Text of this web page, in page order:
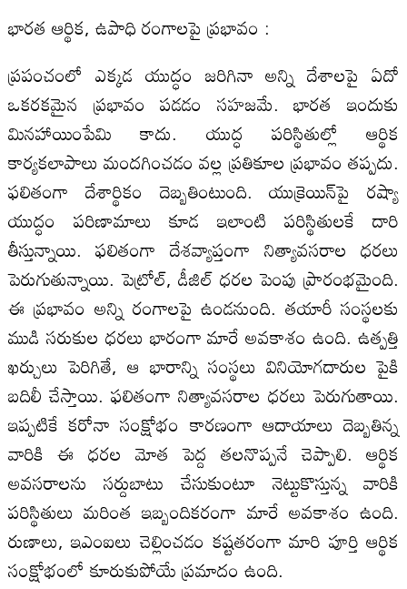
భారత ఆర్థిక, ఉపాధి రంగాలపై ప్రభావం :
ప్రపంచంలో ఎక్కడ యుద్ధం జరిగినా అన్ని దేశాలపై ఏదో
ఒకరకమైన ప్రభావం పడడం సహజమే. భారత ఇందుకు
మినహాయింపేమి కాదు. యుద్ధ పరిస్థితుల్లో ఆర్థిక
కార్యకలాపాలు మందగించడం వల్ల ప్రతికూల ప్రభావం తప్పదు.
ఫలితంగా దేశార్థికం దెబ్బతింటుంది. యుక్రెయిన్‌పై రష్యా
యుద్ధం పరిణామాలు కూడ ఇలాంటి పరిస్థితులకే దారి
తీస్తున్నాయి. ఫలితంగా దేశవ్యాప్తంగా నిత్యావసరాల ధరలు
పెరుగుతున్నాయి. పెట్రోల్‌, డీజిల్‌ ధరల పెంపు ప్రారంభమైంది.
ఈ ప్రభావం అన్ని రంగాలపై ఉండనుంది. తయారీ సంస్థలకు
ముడి సరుకుల ధరలు భారంగా మారే అవకాశం ఉంది. ఉత్పత్తి
ఖర్చులు పెరిగితే, ఆ భారాన్ని సంస్థలు వినియోగదారుల పైకి
బదిలీ చేస్తాయి. ఫలితంగా నిత్యావసరాల ధరలు పెరుగుతాయి.
ఇప్పటికే కరోనా సంక్షోభం కారణంగా ఆదాయాలు దెబ్బతిన్న
వారికి ఈ ధరల మోత పెద్ద తలనొప్పనే చెప్పాలి. ఆర్థిక
అవసరాలను సర్దుబాటు చేసుకుంటూ నెట్టుకొస్తున్న వారికి
పరిస్థితులు మరింత ఇబ్బందికరంగా మారే అవకాశం ఉంది.
రుణాలు, ఇఎంఐలు చెల్లించడం కష్టతరంగా మారి పూర్తి ఆర్థిక
సంక్షోభంలో కూరుకుపోయే ప్రమాదం ఉంది.